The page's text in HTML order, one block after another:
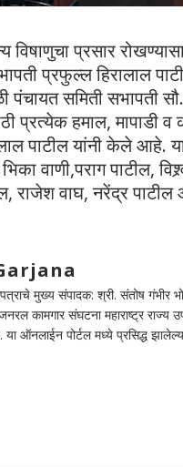
विषाणुचा प्रसार
प्रफुल्ल हिरालाल
समिती सभापती
प्रत्येक हमाल, मापाडी
पाटील यांनी केले आहे.
वाणी,पराग पाटील,
राजेश वाघ, नरेंद्र
मुख्य संपादक: श्री. संतोष गंभीर
जनरल कामगार संघटना महाराष्ट्र
या ऑनलाईन पोर्टल मध्ये प्रसिद्ध